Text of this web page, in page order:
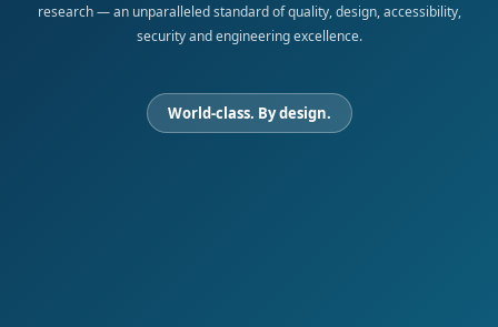
research — an unparalleled standard of quality, design, accessibility,
security and engineering excellence.
World-class. By design.